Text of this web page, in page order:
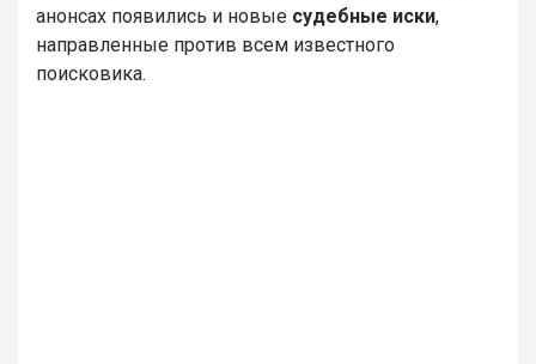
анонсах появились и новые судебные иски,
направленные против всем известного
поисковика.